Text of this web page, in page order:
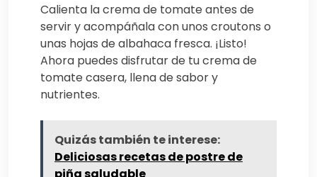
Calienta la crema de tomate antes de
servir y acompáñala con unos croutons o
unas hojas de albahaca fresca. ¡Listo!
Ahora puedes disfrutar de tu crema de
tomate casera, llena de sabor y
nutrientes.
Quizás también te interese:
Deliciosas recetas de postre de
piña saludable